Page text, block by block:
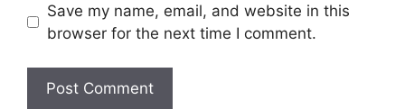
Save my name, email, and website in this
browser for the next time I comment.